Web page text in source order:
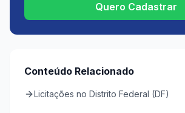
Quero Cadastrar
Conteúdo Relacionado
Licitações no Distrito Federal (DF)